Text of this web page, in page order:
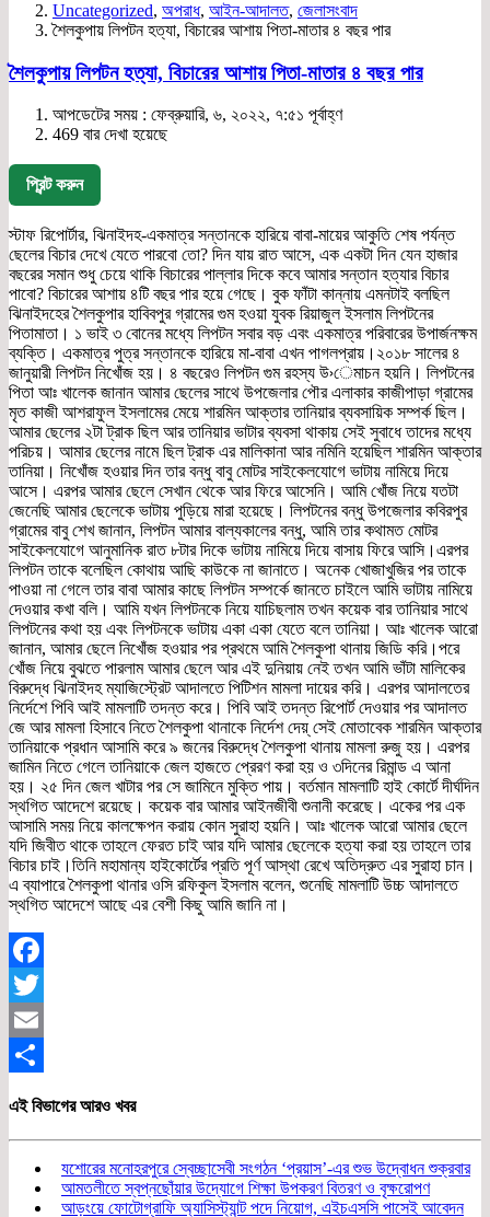
Uncategorized, অপরাধ, আইন-আদালত, জেলাসংবাদ
শৈলকুপায় লিপটন হত্যা, বিচারের আশায় পিতা-মাতার ৪ বছর পার
শৈলকুপায় লিপটন হত্যা, বিচারের আশায় পিতা-মাতার ৪ বছর পার
আপডেটের সময় : ফেব্রুয়ারি, ৬, ২০২২, ৭:৫১ পূর্বাহ্ণ
469 বার দেখা হয়েছে
প্রিন্ট করুন
স্টাফ রিপোর্টার, ঝিনাইদহ-একমাত্র সন্তানকে হারিয়ে বাবা-মায়ের আকুতি শেষ পর্যন্ত
ছেলের বিচার দেখে যেতে পারবো তো? দিন যায় রাত আসে, এক একটা দিন যেন হাজার
বছরের সমান শুধু চেয়ে থাকি বিচারের পাল্লার দিকে কবে আমার সন্তান হত্যার বিচার
পাবো? বিচারের আশায় ৪টি বছর পার হয়ে গেছে। বুক ফাঁটা কান্নায় এমনটাই বলছিল
ঝিনাইদহের শৈলকুপার হাবিবপুর গ্রামের গুম হওয়া যুবক রিয়াজুল ইসলাম লিপটনের
পিতামাতা। ১ ভাই ৩ বোনের মধ্যে লিপটন সবার বড় এবং একমাত্র পরিবারের উপার্জনক্ষম
ব্যক্তি। একমাত্র পুত্র সন্তানকে হারিয়ে মা-বাবা এখন পাগলপ্রায়।২০১৮ সালের ৪
জানুয়ারী লিপটন নিখোঁজ হয়। ৪ বছরেও লিপটন গুম রহস্য উ›েমাচন হয়নি। লিপটনের
পিতা আঃ খালেক জানান আমার ছেলের সাথে উপজেলার পৌর এলাকার কাজীপাড়া গ্রামের
মৃত কাজী আশরাফুল ইসলামের মেয়ে শারমিন আক্তার তানিয়ার ব্যবসায়িক সম্পর্ক ছিল।
আমার ছেলের ২টা ট্রাক ছিল আর তানিয়ার ভাটার ব্যবসা থাকায় সেই সুবাধে তাদের মধ্যে
পরিচয়। আমার ছেলের নামে ছিল ট্রাক এর মালিকানা আর নমিনি হয়েছিল শারমিন আক্তার
তানিয়া। নিখোঁজ হওয়ার দিন তার বন্ধু বাবু মোটর সাইকেলযোগে ভাটায় নামিয়ে দিয়ে
আসে। এরপর আমার ছেলে সেখান থেকে আর ফিরে আসেনি। আমি খোঁজ নিয়ে যতটা
জেনেছি আমার ছেলেকে ভাটায় পুড়িয়ে মারা হয়েছে। লিপটনের বন্ধু উপজেলার কবিরপুর
গ্রামের বাবু শেখ জানান, লিপটন আমার বাল্যকালের বন্ধু, আমি তার কথামত মোটর
সাইকেলযোগে আনুমানিক রাত ৮টার দিকে ভাটায় নামিয়ে দিয়ে বাসায় ফিরে আসি।এরপর
লিপটন তাকে বলেছিল কোথায় আছি কাউকে না জানাতে। অনেক খোজাখুজির পর তাকে
পাওয়া না গেলে তার বাবা আমার কাছে লিপটন সম্পর্কে জানতে চাইলে আমি ভাটায় নামিয়ে
দেওয়ার কখা বলি। আমি যখন লিপটনকে নিয়ে যাচিছলাম তখন কয়েক বার তানিয়ার সাথে
লিপটনের কথা হয় এবং লিপটনকে ভাটায় একা একা যেতে বলে তানিয়া। আঃ খালেক আরো
জানান, আমার ছেলে নিখোঁজ হওয়ার পর প্রথমে আমি শৈলকুপা থানায় জিডি করি।পরে
খোঁজ নিয়ে বুঝতে পারলাম আমার ছেলে আর এই দুনিয়ায় নেই তখন আমি ভাঁটা মালিকের
বিরুদ্ধে ঝিনাইদহ ম্যাজিস্ট্রেট আদালতে পিটিশন মামলা দায়ের করি। এরপর আদালতের
নির্দেশে পিবি আই মামলাটি তদন্ত করে। পিবি আই তদন্ত রিপোর্ট দেওয়ার পর আদালত
জে আর মামলা হিসাবে নিতে শৈলকুপা থানাকে নির্দেশ দেয়্ সেই মোতাবেক শারমিন আক্তার
তানিয়াকে প্রধান আসামি করে ৯ জনের বিরুদ্ধে শৈলকুপা থানায় মামলা রুজু হয়। এরপর
জামিন নিতে গেলে তানিয়াকে জেল হাজতে প্রেরণ করা হয় ও ৩দিনের রিমান্ড এ আনা
হয়। ২৫ দিন জেল খাটার পর সে জামিনে মুক্তি পায়। বর্তমান মামলাটি হাই কোর্টে দীর্ঘদিন
স্থগিত আদেশে রয়েছে। কয়েক বার আমার আইনজীবী শুনানী করেছে। একের পর এক
আসামি সময় নিয়ে কালক্ষেপন করায় কোন সুরাহা হয়নি। আঃ খালেক আরো আমার ছেলে
যদি জিবীত থাকে তাহলে ফেরত চাই আর যদি আমার ছেলেকে হত্যা করা হয় তাহলে তার
বিচার চাই।তিনি মহামান্য হাইকোর্টের প্রতি পূর্ণ আস্থা রেখে অতিদ্রুত এর সুরাহা চান।
এ ব্যাপারে শৈলকুপা থানার ওসি রফিকুল ইসলাম বলেন, শুনেছি মামলাটি উচ্চ আদালতে
স্থগিত আদেশে আছে এর বেশী কিছু আমি জানি না।
Facebook
Twitter
Email
এই বিভাগের আরও খবর
যশোরের মনোহরপুরে স্বেচ্ছাসেবী সংগঠন ‘প্রয়াস’-এর শুভ উদ্বোধন শুক্রবার
আমতলীতে স্বপ্নছোঁয়ার উদ্যোগে শিক্ষা উপকরণ বিতরণ ও বৃক্ষরোপণ
আড়ংয়ে ফোটোগ্রাফি অ্যাসিস্ট্যান্ট পদে নিয়োগ, এইচএসসি পাসেই আবেদন